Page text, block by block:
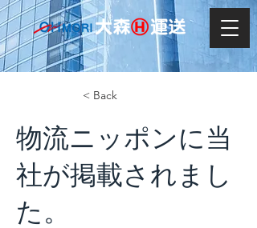
< Back
物流ニッポンに当
社が掲載されまし
た。